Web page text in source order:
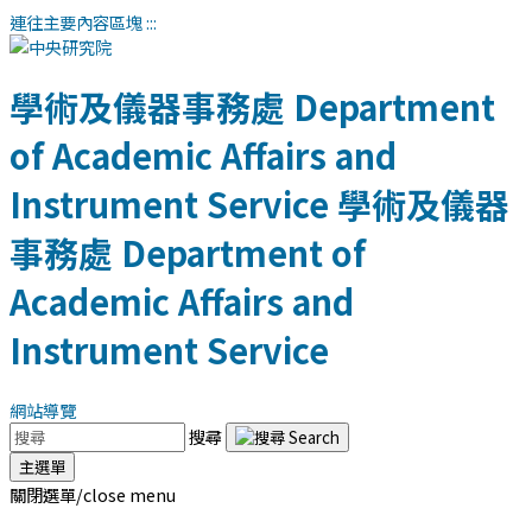
連往主要內容區塊:::
學術及儀器事務處 Department
of Academic Affairs and
Instrument Service 學術及儀器
事務處 Department of
Academic Affairs and
Instrument Service
網站導覽
搜尋
主選單
關閉選單/close menu